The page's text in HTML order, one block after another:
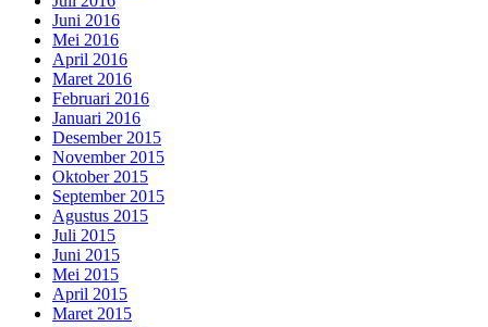
Juni 2016
Mei 2016
April 2016
Maret 2016
Februari 2016
Januari 2016
Desember 2015
November 2015
Oktober 2015
September 2015
Agustus 2015
Juli 2015
Juni 2015
Mei 2015
April 2015
Maret 2015